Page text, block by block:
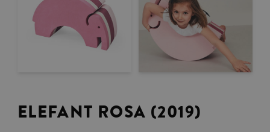
ELEFANT ROSA (2019)